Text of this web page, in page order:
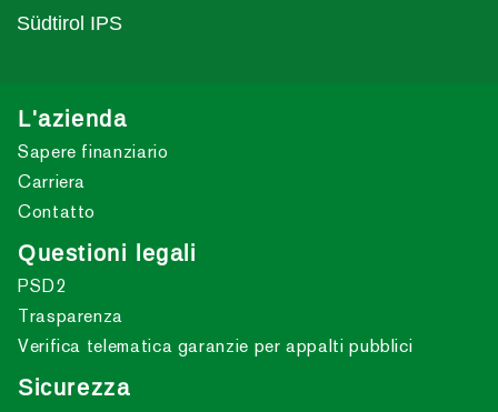
Südtirol IPS
L'azienda
Sapere finanziario
Carriera
Contatto
Questioni legali
PSD2
Trasparenza
Verifica telematica garanzie per appalti pubblici
Sicurezza